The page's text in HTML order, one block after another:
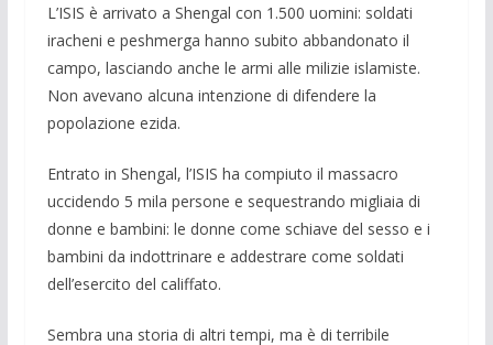
L’ISIS è arrivato a Shengal con 1.500 uomini: soldati
iracheni e peshmerga hanno subito abbandonato il
campo, lasciando an­che le armi alle milizie islamiste.
Non avevano alcuna intenzione di difendere la
popolazione ezi­da.
Entrato in Shengal, l’ISIS ha compiuto il massacro
uccidendo 5 mila persone e sequestrando migliaia di
donne e bambini: le donne come schiave del sesso e i
bambini da indottrinare e ad­destrare come soldati
dell’esercito del califfato.
Sembra una storia di altri tempi, ma è di terribile